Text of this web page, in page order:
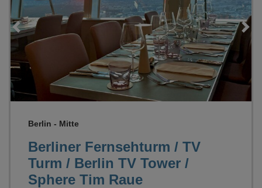
Loading...
Berliner Fernsehturm / TV
Turm / Berlin TV Tower /
Sphere Tim Raue
Berlin - Mitte